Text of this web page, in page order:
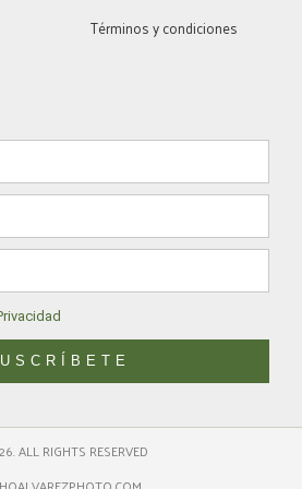
Términos y condiciones
ALL RIGHTS RESERVED